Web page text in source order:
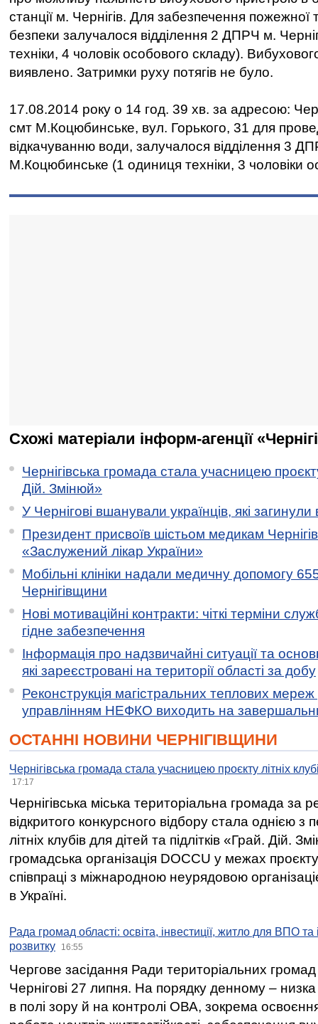
станції м. Чернігів. Для забезпечення пожежної
безпеки залучалося відділення 2 ДПРЧ м.
техніки, 4 чоловік особового складу).
виявлено. Затримки руху потягів не було.
17.08.2014 року о 14 год. 39 хв. за адресою:
смт М.Коцюбинське, вул. Горького, 31 для
відкачуванню води, залучалося відділення 3
М.Коцюбинське (1 одиниця техніки, 3 чоловіки
Схожі матеріали інформ-агенції
Чернігівська громада стала учасницею
Дій. Змінюй»
У Чернігові вшанували українців, які загинули
Президент присвоїв шістьом медикам
«Заслужений лікар України»
Мобільні клініки надали медичну допомогу
Чернігівщини
Нові мотиваційні контракти: чіткі терміни
гідне забезпечення
Інформація про надзвичайні ситуації та
які зареєстровані на території області за добу
Реконструкція магістральних теплових мереж
управлінням НЕФКО виходить на
ОСТАННІ НОВИНИ ЧЕРНІГІВЩИНИ
Чернігівська громада стала учасницею проєкту літніх
17:17
Чернігівська міська територіальна громада за
відкритого конкурсного відбору стала однією
літніх клубів для дітей та підлітків «Грай. Дій.
громадська організація DOCCU у межах
співпраці з міжнародною неурядовою
в Україні.
Рада громад області: освіта, інвестиції, житло для ВПО
розвитку
16:55
Чергове засідання Ради територіальних громад
Чернігові 27 липня. На порядку денному –
в полі зору й на контролі ОВА, зокрема освоєння